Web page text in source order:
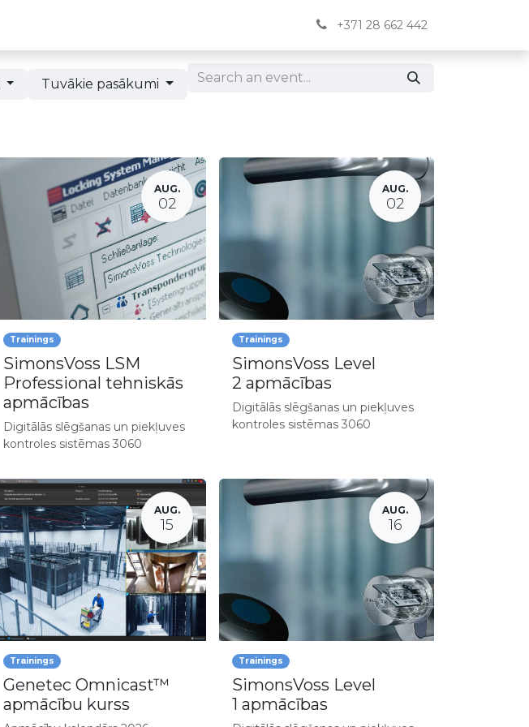
BUJ Kontakti
+371 28 662 442
Tuvākie pasākumi
AUG.
02
Trainings
SimonsVoss LSM
Professional tehniskās
apmācības
Digitālās slēgšanas un piekļuves
kontroles sistēmas 3060
AUG.
02
Trainings
SimonsVoss Level
2 apmācības
Digitālās slēgšanas un piekļuves
kontroles sistēmas 3060
AUG.
15
Trainings
Genetec Omnicast™
apmācību kurss
AUG.
16
Trainings
SimonsVoss Level
1 apmācības